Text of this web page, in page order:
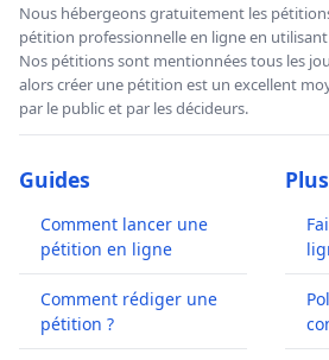
Nous hébergeons gratuitement les
pétition professionnelle en ligne en
Nos pétitions sont mentionnées tous les
alors créer une pétition est un excellent
par le public et par les décideurs.
Guides
Comment lancer une
pétition en ligne
Comment rédiger une
pétition ?
Plus